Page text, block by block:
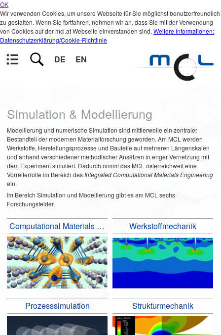
OK
Wir verwenden Cookies, um unsere Webseite für Sie möglichst benutzerfreundlich
zu gestalten. Wenn Sie fortfahren, nehmen wir an, dass Sie mit der Verwendung
von Cookies auf der mcl.at Webseite einverstanden sind. Weitere Informationen:
Datenschutzerklärung/Cookie-Richtlinie
DE EN
Simulation & Modellierung
Modellierung und numerische Simulation sind mittlerweile ein zentraler
Bestandteil der modernen Materialforschung geworden. Am MCL werden
Werkstoffe, Herstellungsprozesse und Bauteile auf mehreren Längenskalen
und anhand verschiedener methodischer Ansätzen in enger Vernetzung mit
dem Experiment simuliert. Dadurch nimmt das MCL österreichweit eine
Vorreiterrolle im Bereich des Integrated Computational Materials Engineering
ein.
Im Bereich Simulation und Modellierung gibt es am MCL sechs
Forschungsfelder.
Computational Materials Design Werkstoffmechanik
Prozesssimulation Strukturmechanik